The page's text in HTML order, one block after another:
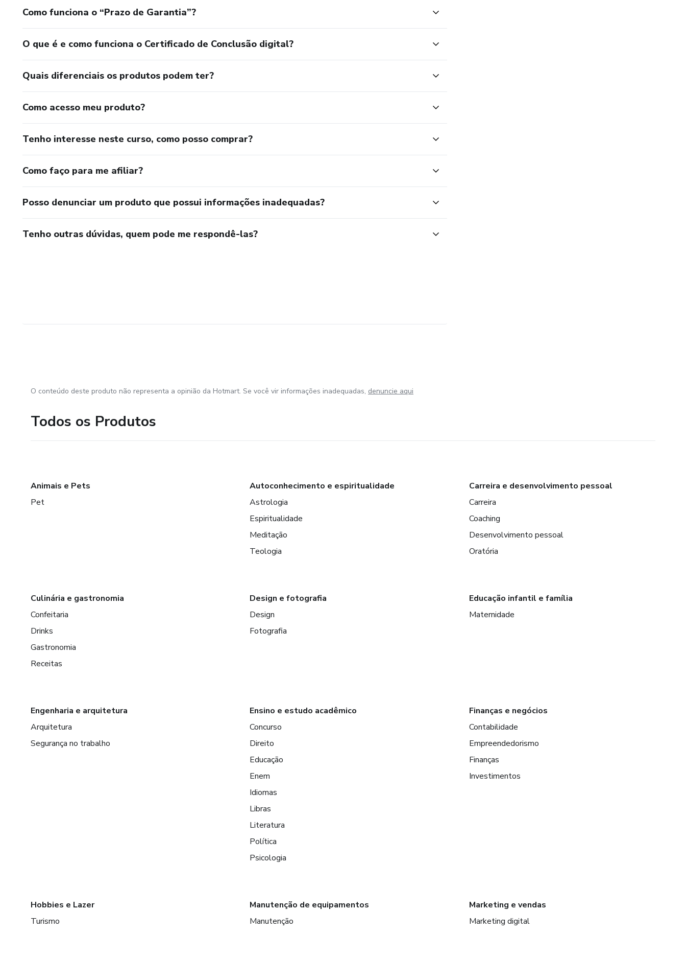
Como funciona o “Prazo de Garantia”?
O que é e como funciona o Certificado de Conclusão digital?
Quais diferenciais os produtos podem ter?
Como acesso meu produto?
Tenho interesse neste curso, como posso comprar?
Como faço para me afiliar?
Posso denunciar um produto que possui informações inadequadas?
Tenho outras dúvidas, quem pode me respondê-las?
O conteúdo deste produto não representa a opinião da Hotmart. Se você vir informações inadequadas, denuncie aqui
Todos os Produtos
Animais e Pets
Pet
Autoconhecimento e espiritualidade
Astrologia
Espiritualidade
Meditação
Teologia
Carreira e desenvolvimento pessoal
Carreira
Coaching
Desenvolvimento pessoal
Oratória
Culinária e gastronomia
Confeitaria
Drinks
Gastronomia
Receitas
Design e fotografia
Design
Fotografia
Educação infantil e família
Maternidade
Engenharia e arquitetura
Arquitetura
Segurança no trabalho
Ensino e estudo acadêmico
Concurso
Direito
Educação
Enem
Idiomas
Libras
Literatura
Política
Psicologia
Finanças e negócios
Contabilidade
Empreendedorismo
Finanças
Investimentos
Hobbies e Lazer
Turismo
Manutenção de equipamentos
Manutenção
Marketing e vendas
Marketing digital